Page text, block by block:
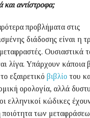
και αντίστροφα;
προβλήματα στις
διάδοσης είναι η
Ουσιαστικά
λίγα. Υπάρχουν κάποια
εξαιρετικό βιβλίο του
ορολογία, αλλά
ελληνικοί κώδικες
των